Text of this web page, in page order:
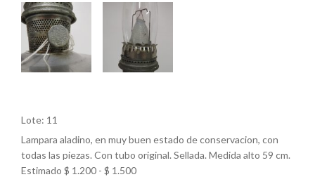
Lote: 11
Lampara aladino, en muy buen estado de conservacion, con
todas las piezas. Con tubo original. Sellada. Medida alto 59 cm.
Estimado $ 1.200 - $ 1.500